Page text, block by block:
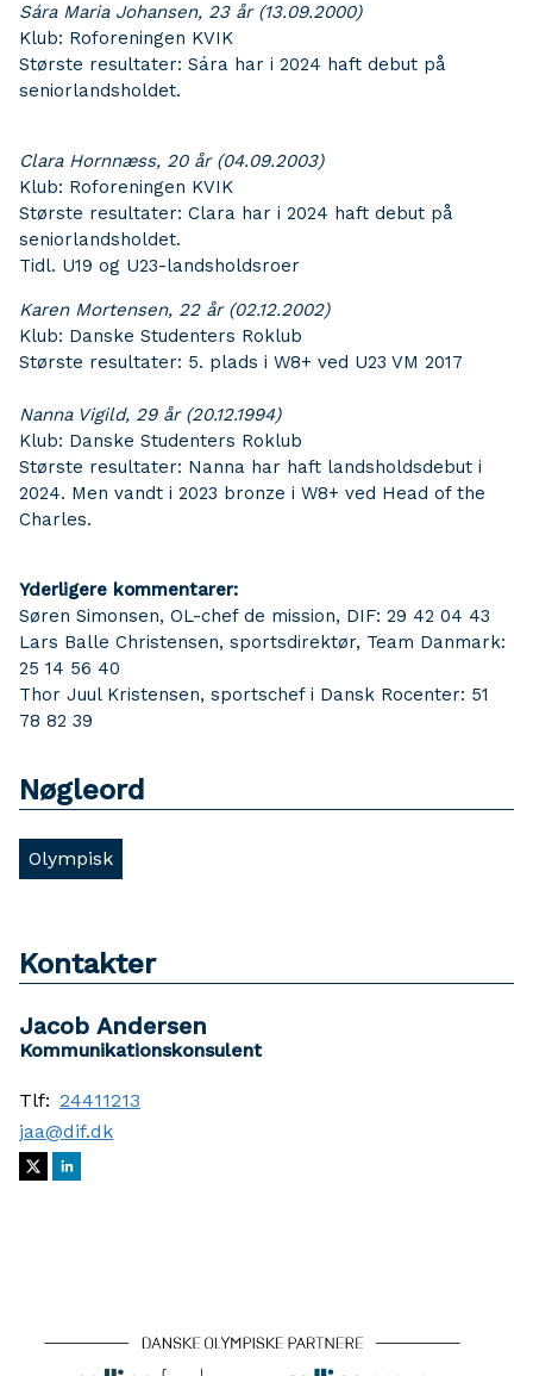
Sára Maria Johansen, 23 år (13.09.2000)
Klub: Roforeningen KVIK
Største resultater: Sára har i 2024 haft debut på
seniorlandsholdet.
Clara Hornnæss, 20 år (04.09.2003)
Klub: Roforeningen KVIK
Største resultater: Clara har i 2024 haft debut på
seniorlandsholdet.
Tidl. U19 og U23-landsholdsroer
Karen Mortensen, 22 år (02.12.2002)
Klub: Danske Studenters Roklub
Største resultater: 5. plads i W8+ ved U23 VM 2017
Nanna Vigild, 29 år (20.12.1994)
Klub: Danske Studenters Roklub
Største resultater: Nanna har haft landsholdsdebut i
2024. Men vandt i 2023 bronze i W8+ ved Head of the
Charles.
Yderligere kommentarer:
Søren Simonsen, OL-chef de mission, DIF: 29 42 04 43
Lars Balle Christensen, sportsdirektør, Team Danmark:
25 14 56 40
Thor Juul Kristensen, sportschef i Dansk Rocenter: 51
78 82 39
Nøgleord
Olympisk
Kontakter
Jacob Andersen
Kommunikationskonsulent
Tlf: 24411213
jaa@dif.dk